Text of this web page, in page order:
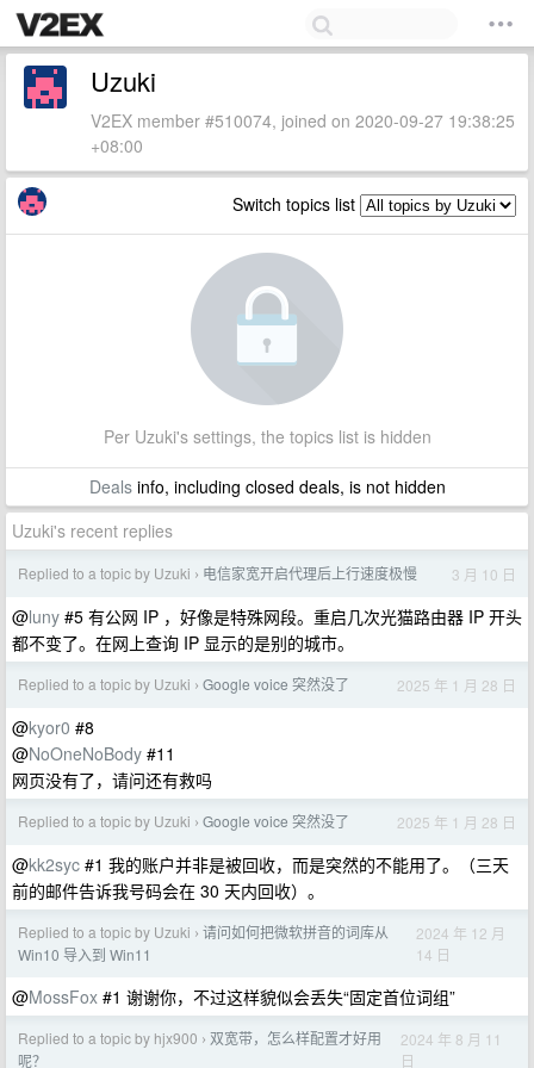
Uzuki
V2EX member #510074, joined on 2020-09-27 19:38:25
+08:00
Switch topics list
Per Uzuki's settings, the topics list is hidden
Dealsinfo, including closed deals, is not hidden
Uzuki's recent replies
Replied to a topic by Uzuki › 电信家宽开启代理后上行速度极慢 3 月 10 日
@luny #5 有公网 IP ，好像是特殊网段。重启几次光猫路由器 IP 开头
都不变了。在网上查询 IP 显示的是别的城市。
Replied to a topic by Uzuki › Google voice 突然没了 2025 年 1 月 28 日
@kyor0 #8
@NoOneNoBody #11
网页没有了，请问还有救吗
Replied to a topic by Uzuki › Google voice 突然没了 2025 年 1 月 28 日
@kk2syc #1 我的账户并非是被回收，而是突然的不能用了。（三天
前的邮件告诉我号码会在 30 天内回收）。
Replied to a topic by Uzuki › 请问如何把微软拼音的词库从
Win10 导入到 Win11
2024 年 12 月
14 日
@MossFox #1 谢谢你，不过这样貌似会丢失“固定首位词组”
Replied to a topic by hjx900 › 双宽带，怎么样配置才好用
呢？
2024 年 8 月 11
日